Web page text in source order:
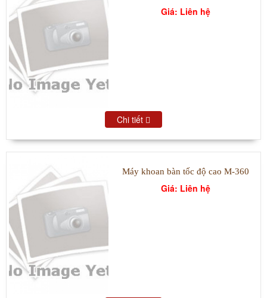
Giá: Liên hệ
Chi tiết
Máy khoan bàn tốc độ cao M-360
Giá: Liên hệ